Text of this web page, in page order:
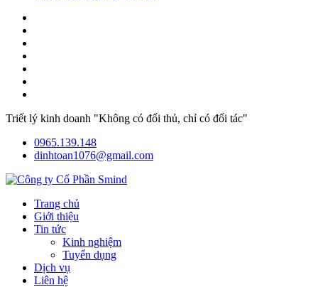
Triết lý kinh doanh "Không có đối thủ, chỉ có đối tác"
0965.139.148
dinhtoan1076@gmail.com
Trang chủ
Giới thiệu
Tin tức
Kinh nghiệm
Tuyển dụng
Dịch vụ
Liên hệ